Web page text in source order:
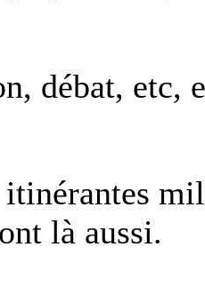
débat, etc,
là aussi.